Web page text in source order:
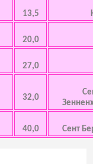
13,5
20,0
27,0
32,0
40,0 Сент